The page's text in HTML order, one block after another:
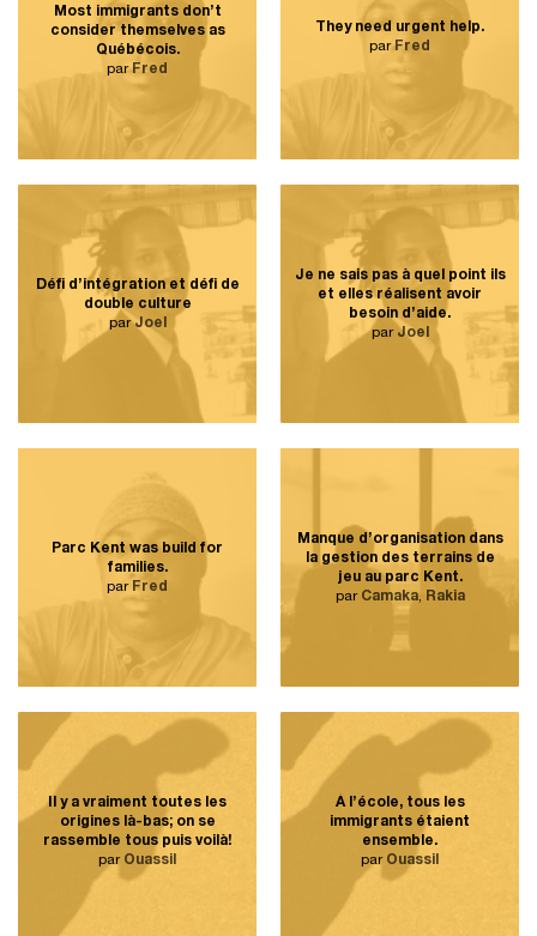
Most immigrants don’t
consider themselves as
Québécois.
parFred
They need urgent help.
parFred
Défi d’intégration et défi de
double culture
parJoel
Je ne sais pas à quel point ils
et elles réalisent avoir
besoin d’aide.
par Joel
Parc Kent was build for
families.
par Fred
Manque d’organisation dans
la gestion des terrains de
jeu au parc Kent.
par Camaka, Rakia
Il y a vraiment toutes les
origines là-bas; on se
rassemble tous puis voilà!
par Ouassil
À l’école, tous les
immigrants étaient
ensemble.
par Ouassil